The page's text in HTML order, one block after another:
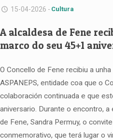
15-04-2026 - Cultura
A alcaldesa de Fene
marco do seu 45+1
O Concello de Fene recibiu a
ASPANEPS, entidade coa que o
colaboración continuada e que
aniversario. Durante o encontro, a
de Fene, Sandra Permuy, o
conmemorativo, que terá lugar o